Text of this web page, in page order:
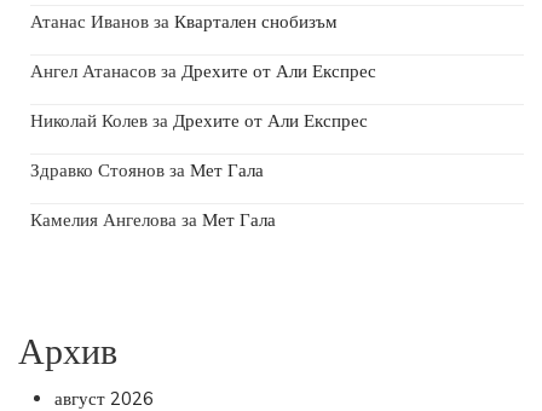
Атанас Иванов за Квартален снобизъм
Ангел Атанасов за Дрехите от Али Експрес
Николай Колев за Дрехите от Али Експрес
Здравко Стоянов за Мет Гала
Камелия Ангелова за Мет Гала
Архив
август 2026